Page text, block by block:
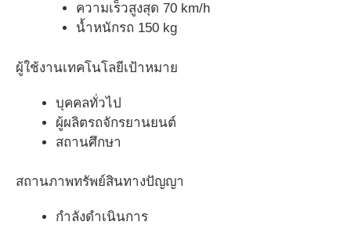
ความเร็วสูงสุด 70 km/h
น้ำหนักรถ 150 kg
ผู้ใช้งานเทคโนโลยีเป้าหมาย
บุคคลทั่วไป
ผู้ผลิตรถจักรยานยนต์
สถานศึกษา
สถานภาพทรัพย์สินทางปัญญา
กำลังดำเนินการ